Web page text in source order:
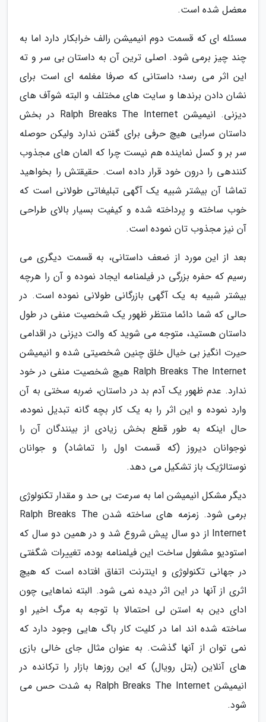
معضل شده است.
مسئله ای که قسمت دوم انیمیشن رالف خرابکار دارد اما به
چند چیز برمی شود. اصلی ترین آن به داستان بی سر و ته
این اثر می رسد؛ داستانی که صرفا مغلمه ای است برای
نشان دادن برندها و سایت های مختلف و البته شوآف های
دیزنی. انیمیشن Ralph Breaks The Internet در بخش
داستان سرایی هیچ حرفی برای گفتن ندارد ولیکن حوصله
سر بر و کسل نماینده هم نیست چرا که المان های مجذوب
کنندهی را درون خود قرار داده است. حقیقتش را بخواهید
تماشا آن بیشتر شبیه یک آگهی تبلیغاتی طولانی است که
خوب ساخته و پرداخته شده و کیفیت بسیار بالای طراحی
آن نیز مجذوب تان نموده است.
بعد از این مورد از ضعف داستانی، به قسمت دیگری می
رسیم که حفره بزرگی در فیلمنامه ایجاد نموده و آن را هرچه
بیشتر شبیه به یک آگهی بازرگانی طولانی نموده است. در
حالی که شما دائما منتظر ظهور یک شخصیت منفی در طول
داستان هستید، متوجه می شوید که والت دیزنی در اقدامی
حیرت انگیز بی خیال خلق چنین شخصیتی شده و انیمیشن
Ralph Breaks The Internet هیچ شخصیت منفی در خود
ندارد. عدم ظهور یک آدم بد در داستان، ضربه سختی به آن
وارد نموده و این اثر را به یک کار بچه گانه تبدیل نموده،
حال اینکه به طور قطع بخش زیادی از بینندگان آن را
نوجوانان دیروز (که قسمت اول را تماشاد) و جوانان
نوستالژیک باز تشکیل می دهد.
دیگر مشکل انیمیشن اما به سرعت بی حد و مقدار تکنولوژی
برمی شود. زمزمه های ساخته شدن Ralph Breaks The
Internet از دو سال پیش شروع شد و در همین دو سال که
استودیو مشغول ساخت این فیلمنامه بوده، تغییرات شگفتی
در جهانی تکنولوژی و اینترنت اتفاق افتاده است که هیچ
اثری از آنها در این اثر دیده نمی شود. البته نماهایی چون
ادای دین به استن لی احتمالا با توجه به مرگ اخیر او
ساخته شده اند اما در کلیت کار باگ هایی وجود دارد که
نمی توان از آنها گذشت. به عنوان مثال جای خالی بازی
های آنلاین (بتل رویال) که این روزها بازار را ترکانده در
انیمیشن Ralph Breaks The Internet به شدت حس می
شود.